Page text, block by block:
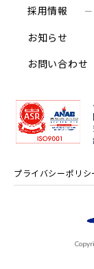
採用情報
お知らせ
お問い合わせ
プライバシーポリシ